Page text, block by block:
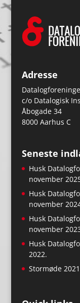
Adresse
c/o Datalogisk
Åbogade 34
8000 Aarhus C
Seneste
Husk
november
Husk
november
Husk
november
Husk
2022.
Stormøde 2021